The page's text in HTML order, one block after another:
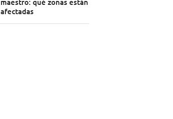
maestro: qué zonas están
afectadas